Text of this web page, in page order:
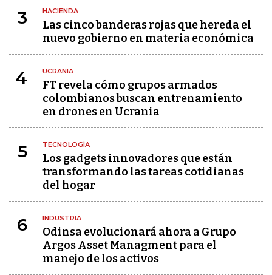
3 HACIENDA
Las cinco banderas rojas que hereda el
nuevo gobierno en materia económica
4 UCRANIA
FT revela cómo grupos armados
colombianos buscan entrenamiento
en drones en Ucrania
5 TECNOLOGÍA
Los gadgets innovadores que están
transformando las tareas cotidianas
del hogar
6 INDUSTRIA
Odinsa evolucionará ahora a Grupo
Argos Asset Managment para el
manejo de los activos